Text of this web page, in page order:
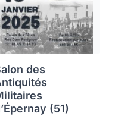
des
(51)